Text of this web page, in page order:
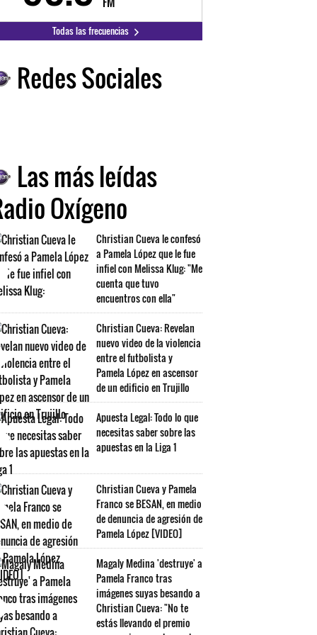
Todas las frecuencias
Redes Sociales
Las más leídas
Oxígeno
Christian Cueva le confesó
a Pamela López que le fue
infiel con Melissa Klug: "Me
cuenta que tuvo
encuentros con ella"
Christian Cueva: Revelan
nuevo video de la violencia
entre el futbolista y
Pamela López en ascensor
de un edificio en Trujillo
Apuesta Legal: Todo lo que
necesitas saber sobre las
apuestas en la Liga 1
Christian Cueva y Pamela
Franco se BESAN, en medio
de denuncia de agresión de
Pamela López [VIDEO]
Magaly Medina 'destruye' a
Pamela Franco tras
imágenes suyas besando a
Christian Cueva: "No te
estás llevando el premio